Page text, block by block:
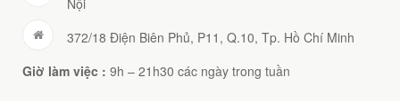
372/18 Điện Biên Phủ, P11, Q.10, Tp. Hồ Chí Minh
Giờ làm việc : 9h – 21h30 các ngày trong tuần